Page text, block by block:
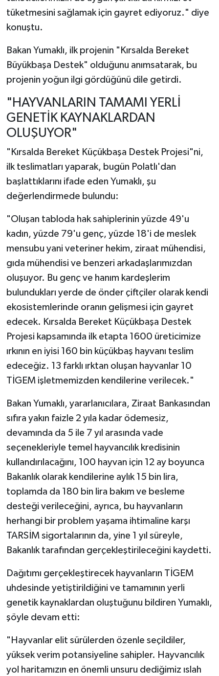
tüketmesini sağlamak için gayret ediyoruz." diye
konuştu.
Bakan Yumaklı, ilk projenin "Kırsalda Bereket
Büyükbaşa Destek" olduğunu anımsatarak, bu
projenin yoğun ilgi gördüğünü dile getirdi.
"HAYVANLARIN TAMAMI YERLİ
GENETİK KAYNAKLARDAN
OLUŞUYOR"
"Kırsalda Bereket Küçükbaşa Destek Projesi"ni,
ilk teslimatları yaparak, bugün Polatlı'dan
başlattıklarını ifade eden Yumaklı, şu
değerlendirmede bulundu:
"Oluşan tabloda hak sahiplerinin yüzde 49'u
kadın, yüzde 79'u genç, yüzde 18'i de meslek
mensubu yani veteriner hekim, ziraat mühendisi,
gıda mühendisi ve benzeri arkadaşlarımızdan
oluşuyor. Bu genç ve hanım kardeşlerim
bulundukları yerde de önder çiftçiler olarak kendi
ekosistemlerinde oranın gelişmesi için gayret
edecek. Kırsalda Bereket Küçükbaşa Destek
Projesi kapsamında ilk etapta 1600 üreticimize
ırkının en iyisi 160 bin küçükbaş hayvanı teslim
edeceğiz. 13 farklı ırktan oluşan hayvanlar 10
TİGEM işletmemizden kendilerine verilecek."
Bakan Yumaklı, yararlanıcılara, Ziraat Bankasından
sıfıra yakın faizle 2 yıla kadar ödemesiz,
devamında da 5 ile 7 yıl arasında vade
seçenekleriyle temel hayvancılık kredisinin
kullandırılacağını, 100 hayvan için 12 ay boyunca
Bakanlık olarak kendilerine aylık 15 bin lira,
toplamda da 180 bin lira bakım ve besleme
desteği verileceğini, ayrıca, bu hayvanların
herhangi bir problem yaşama ihtimaline karşı
TARSİM sigortalarının da, yine 1 yıl süreyle,
Bakanlık tarafından gerçekleştirileceğini kaydetti.
Dağıtımı gerçekleştirecek hayvanların TİGEM
uhdesinde yetiştirildiğini ve tamamının yerli
genetik kaynaklardan oluştuğunu bildiren Yumaklı,
şöyle devam etti:
"Hayvanlar elit sürülerden özenle seçildiler,
yüksek verim potansiyeline sahipler. Hayvancılık
yol haritamızın en önemli unsuru dediğimiz ıslah